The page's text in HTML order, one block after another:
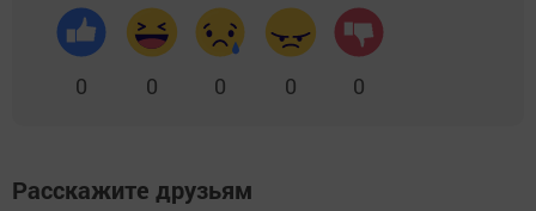
0 0 0 0 0
Расскажите друзьям